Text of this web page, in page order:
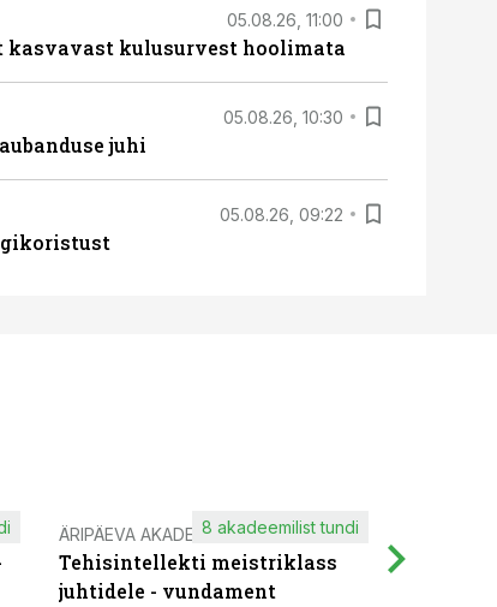
05.08.26, 11:00
kasvavast kulusurvest hoolimata
05.08.26, 10:30
juhi
05.08.26, 09:22
ÄRIPÄEVA AKADEEMIA
Tehisintellekti meistriklass
juhtidele - vundament
8 akadeemilist tundi